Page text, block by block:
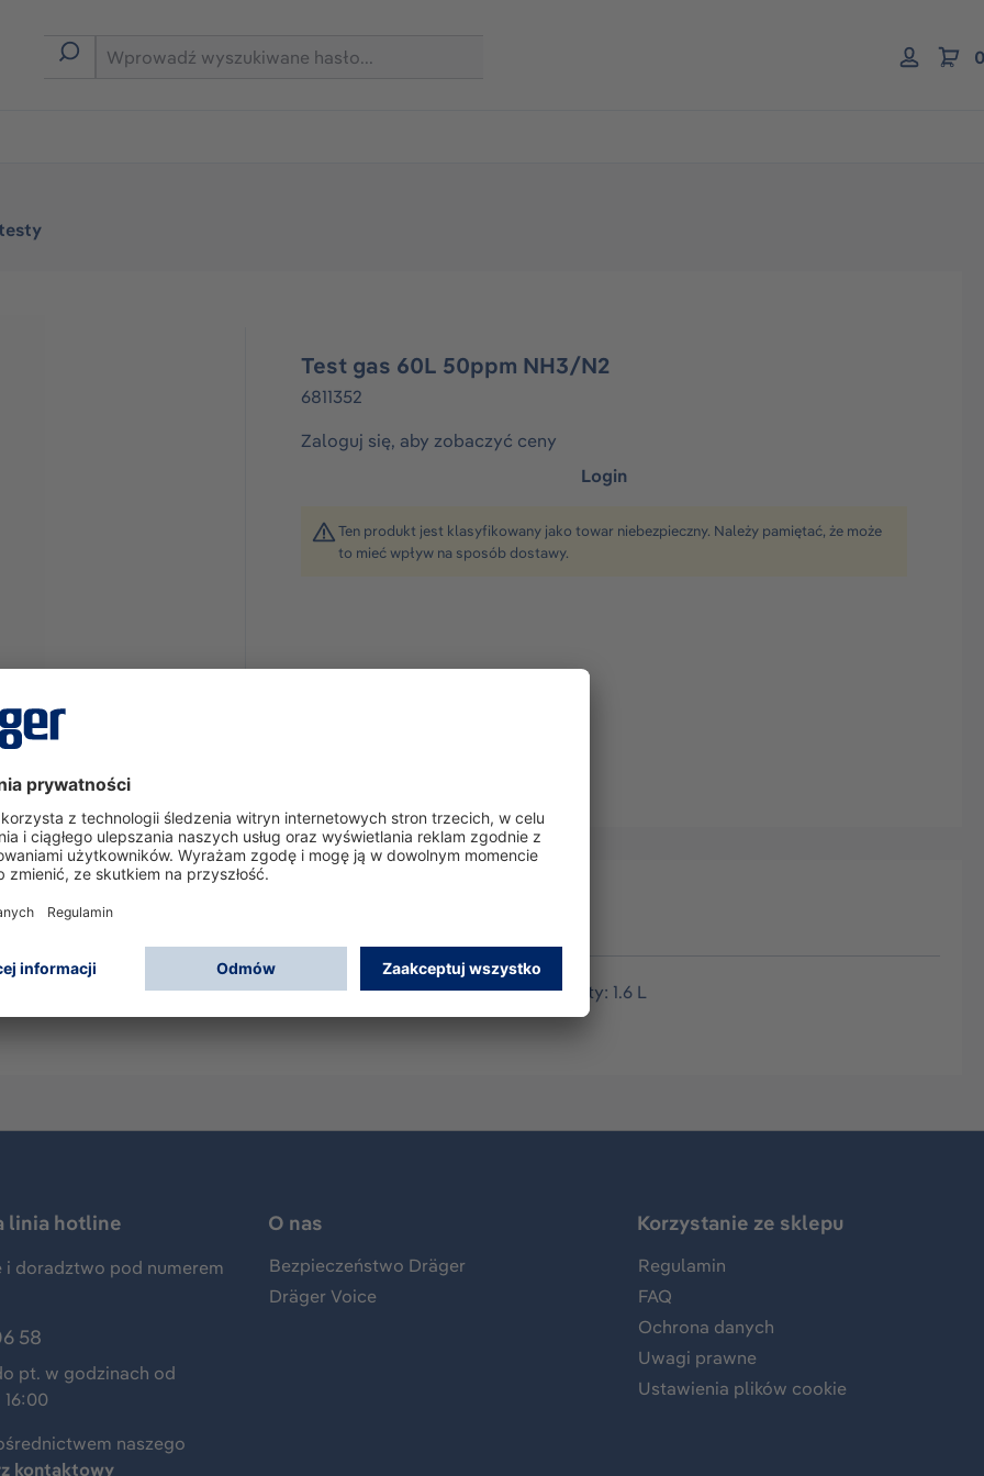
Test gas 60L 50ppm NH3/N2
6811352
Zaloguj się, aby zobaczyć ceny
Login
Ten produkt jest klasyfikowany jako towar niebezpieczny. Należy pamiętać, że może
to mieć wpływ na sposób dostawy.
cylinder - gas volume: 60 L - pressure: 35 bar - nominal capacity: 1.6 L
linia hotline
i doradztwo pod numerem
58
pt. w godzinach od
naszego
kontaktowy
O nas
Bezpieczeństwo Dräger
Dräger Voice
Korzystanie ze sklepu
Regulamin
FAQ
Ochrona danych
Uwagi prawne
Ustawienia plików cookie